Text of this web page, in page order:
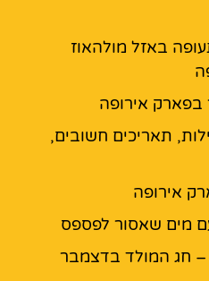
באזל מולהאוז
בפארק אירופה
תאריכים חשובים,
אירופה
מים שאסור לפספס
חג המולד בדצמבר